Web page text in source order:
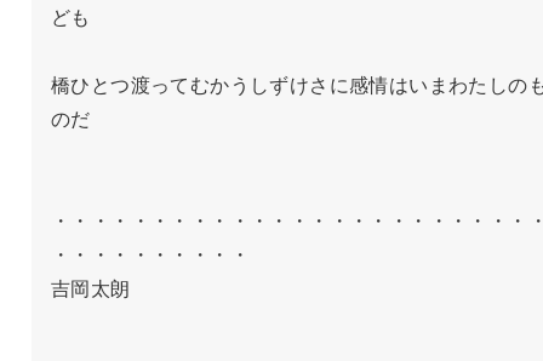
ども
橋ひとつ渡ってむかうしずけさに感情はいまわたしの
のだ
・・・・・・・・・・・・・・・・・・・・・・・・
・・・・・・・・・・
吉岡太朗